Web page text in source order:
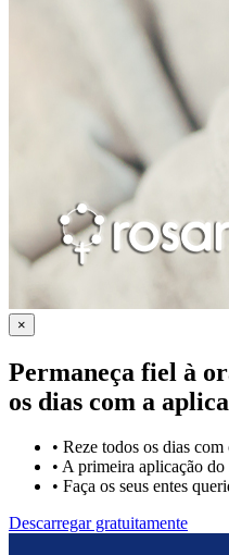
×
Permaneça fiel à
os dias com a
• Reze todos os dias
• A primeira aplicação
• Faça os seus entes
Descarregar gratuitamente